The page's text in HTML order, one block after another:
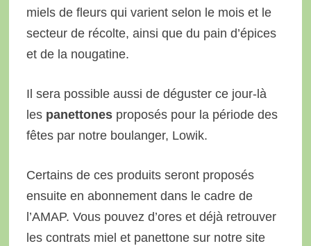
miels de fleurs qui varient selon le mois et le
secteur de récolte, ainsi que du pain d’épices
et de la nougatine.
Il sera possible aussi de déguster ce jour-là
les panettones proposés pour la période des
fêtes par notre boulanger, Lowik.
Certains de ces produits seront proposés
ensuite en abonnement dans le cadre de
l’AMAP. Vous pouvez d’ores et déjà retrouver
les contrats miel et panettone sur notre site